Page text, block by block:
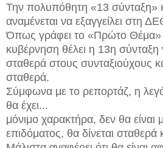
Την πολυπόθητη «13 σύνταξη»
αναμένεται να εξαγγείλει στη
Όπως γράφει το «Πρώτο Θέμα»
κυβέρνηση θέλει η 13η σύνταξη
σταθερά στους συνταξιούχους
σταθερά.
Σύμφωνα με το ρεπορτάζ, η
θα έχει...
μόνιμο χαρακτήρα, δεν θα είναι
επιδόματος, θα δίνεται σταθερά